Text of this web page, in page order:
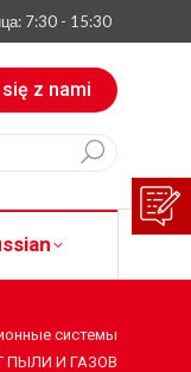
7:30 - 15:30
z nami
системы
ПЫЛИ И ГАЗОВ
Russian